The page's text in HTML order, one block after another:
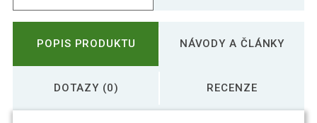
POPIS PRODUKTU NÁVODY A ČLÁNKY
DOTAZY (0) RECENZE